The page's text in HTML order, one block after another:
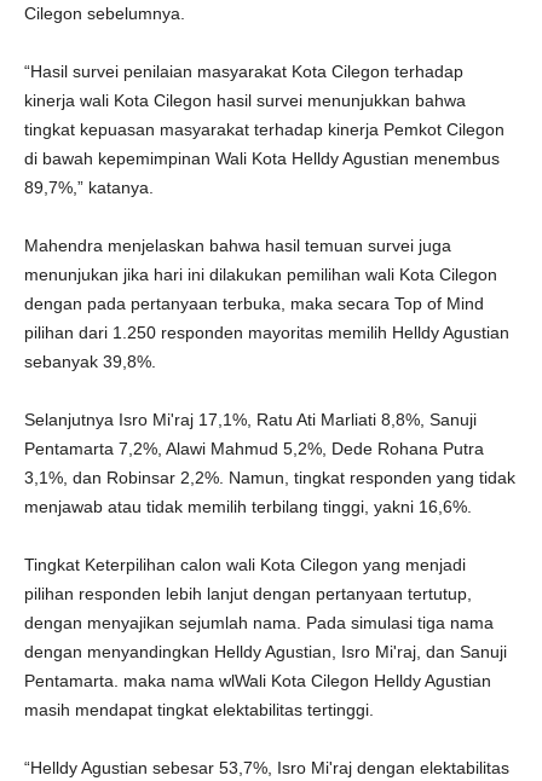
Cilegon sebelumnya.
“Hasil survei penilaian masyarakat Kota Cilegon terhadap
kinerja wali Kota Cilegon hasil survei menunjukkan bahwa
tingkat kepuasan masyarakat terhadap kinerja Pemkot Cilegon
di bawah kepemimpinan Wali Kota Helldy Agustian menembus
89,7%,” katanya.
Mahendra menjelaskan bahwa hasil temuan survei juga
menunjukan jika hari ini dilakukan pemilihan wali Kota Cilegon
dengan pada pertanyaan terbuka, maka secara Top of Mind
pilihan dari 1.250 responden mayoritas memilih Helldy Agustian
sebanyak 39,8%.
Selanjutnya Isro Mi'raj 17,1%, Ratu Ati Marliati 8,8%, Sanuji
Pentamarta 7,2%, Alawi Mahmud 5,2%, Dede Rohana Putra
3,1%, dan Robinsar 2,2%. Namun, tingkat responden yang tidak
menjawab atau tidak memilih terbilang tinggi, yakni 16,6%.
Tingkat Keterpilihan calon wali Kota Cilegon yang menjadi
pilihan responden lebih lanjut dengan pertanyaan tertutup,
dengan menyajikan sejumlah nama. Pada simulasi tiga nama
dengan menyandingkan Helldy Agustian, Isro Mi'raj, dan Sanuji
Pentamarta. maka nama wlWali Kota Cilegon Helldy Agustian
masih mendapat tingkat elektabilitas tertinggi.
“Helldy Agustian sebesar 53,7%, Isro Mi'raj dengan elektabilitas